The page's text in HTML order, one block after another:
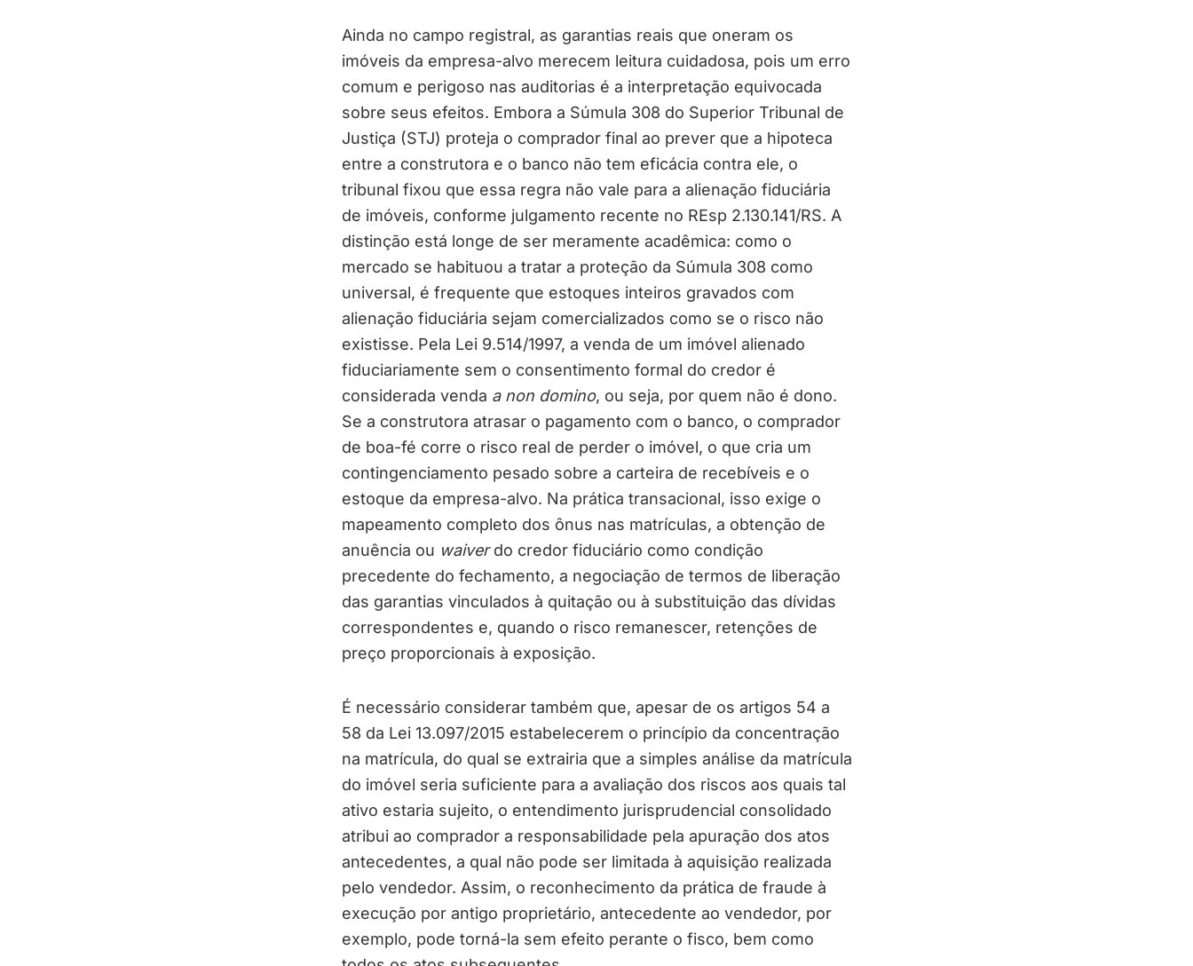
Ainda no campo registral, as garantias reais que oneram os
imóveis da empresa-alvo merecem leitura cuidadosa, pois um erro
comum e perigoso nas auditorias é a interpretação equivocada
sobre seus efeitos. Embora a Súmula 308 do Superior Tribunal de
Justiça (STJ) proteja o comprador final ao prever que a hipoteca
entre a construtora e o banco não tem eficácia contra ele, o
tribunal fixou que essa regra não vale para a alienação fiduciária
de imóveis, conforme julgamento recente no REsp 2.130.141/RS. A
distinção está longe de ser meramente acadêmica: como o
mercado se habituou a tratar a proteção da Súmula 308 como
universal, é frequente que estoques inteiros gravados com
alienação fiduciária sejam comercializados como se o risco não
existisse. Pela Lei 9.514/1997, a venda de um imóvel alienado
fiduciariamente sem o consentimento formal do credor é
considerada venda a non domino, ou seja, por quem não é dono.
Se a construtora atrasar o pagamento com o banco, o comprador
de boa-fé corre o risco real de perder o imóvel, o que cria um
contingenciamento pesado sobre a carteira de recebíveis e o
estoque da empresa-alvo. Na prática transacional, isso exige o
mapeamento completo dos ônus nas matrículas, a obtenção de
anuência ou waiverdo credor fiduciário como condição
precedente do fechamento, a negociação de termos de liberação
das garantias vinculados à quitação ou à substituição das dívidas
correspondentes e, quando o risco remanescer, retenções de
preço proporcionais à exposição.
É necessário considerar também que, apesar de os artigos 54 a
58 da Lei 13.097/2015 estabelecerem o princípio da concentração
na matrícula, do qual se extrairia que a simples análise da matrícula
do imóvel seria suficiente para a avaliação dos riscos aos quais tal
ativo estaria sujeito, o entendimento jurisprudencial consolidado
atribui ao comprador a responsabilidade pela apuração dos atos
antecedentes, a qual não pode ser limitada à aquisição realizada
pelo vendedor. Assim, o reconhecimento da prática de fraude à
execução por antigo proprietário, antecedente ao vendedor, por
exemplo, pode torná-la sem efeito perante o fisco, bem como